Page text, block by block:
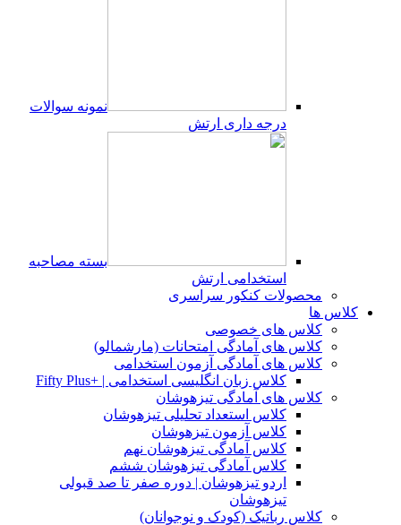
نمونه سوالات
درجه داری ارتش
بسته مصاحبه
استخدامی ارتش
محصولات کنکور سراسری
کلاس ها
کلاس های خصوصی
کلاس های آمادگی امتحانات (مارشمالو)
کلاس های آمادگی آزمون استخدامی
کلاس زبان انگلیسی استخدامی | +Fifty Plus
کلاس های آمادگی تیزهوشان
کلاس استعداد تحلیلی تیزهوشان
کلاس آزمون تیزهوشان
کلاس آمادگی تیزهوشان نهم
کلاس آمادگی تیزهوشان ششم
اردو تیزهوشان | دوره صفر تا صد قبولی
تیزهوشان
کلاس رباتیک (کودک و نوجوانان)